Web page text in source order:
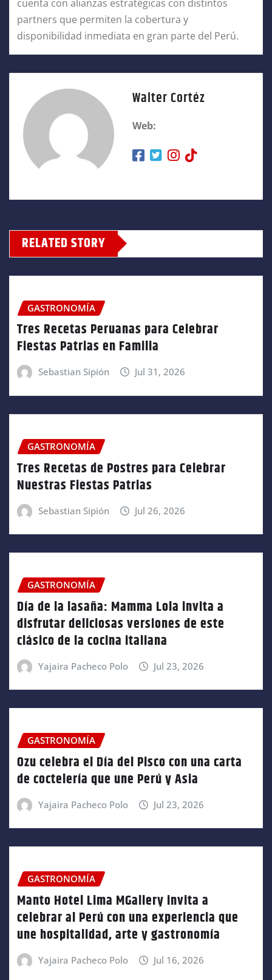
cuenta con alianzas estratégicas con distintos
partners que permiten la cobertura y
disponibilidad inmediata en gran parte del Perú.
Walter Cortéz
Web:
RELATED STORY
GASTRONOMÍA
Tres Recetas Peruanas para Celebrar
Fiestas Patrias en Familia
Sebastian Sipión Jul 31, 2026
GASTRONOMÍA
Tres Recetas de Postres para Celebrar
Nuestras Fiestas Patrias
Sebastian Sipión Jul 26, 2026
GASTRONOMÍA
Día de la lasaña: Mamma Lola invita a
disfrutar deliciosas versiones de este
clásico de la cocina italiana
Yajaira Pacheco Polo Jul 23, 2026
GASTRONOMÍA
Ozu celebra el Día del Pisco con una carta
de coctelería que une Perú y Asia
Yajaira Pacheco Polo Jul 23, 2026
GASTRONOMÍA
Manto Hotel Lima MGallery invita a
celebrar al Perú con una experiencia que
une hospitalidad, arte y gastronomía
Yajaira Pacheco Polo Jul 16, 2026